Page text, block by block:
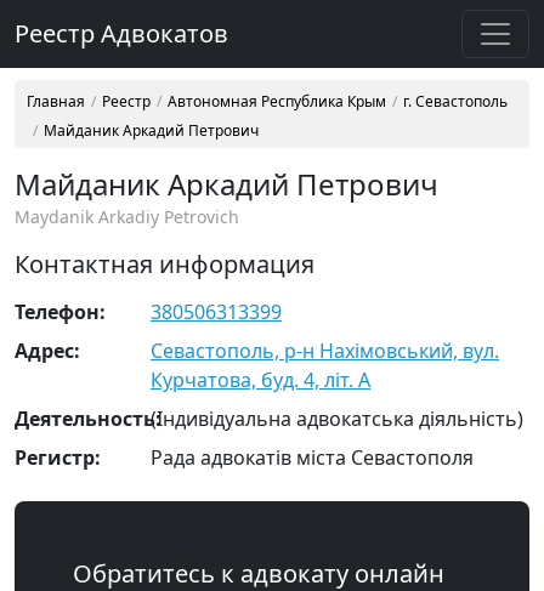
Реестр Адвокатов
Главная Реестр Автономная Республика Крым
г. Севастополь
Майданик Аркадий Петрович
Майданик Аркадий Петрович
Maydanik Arkadiy Petrovich
Контактная информация
Телефон:
380506313399
Адрес:
Севастополь, р-н Нахімовський, вул.
Курчатова, буд. 4, літ. А
Деятельность:(Індивідуальна адвокатська діяльність)
Регистр:
Рада адвокатів міста Севастополя
Обратитесь к адвокату онлайн